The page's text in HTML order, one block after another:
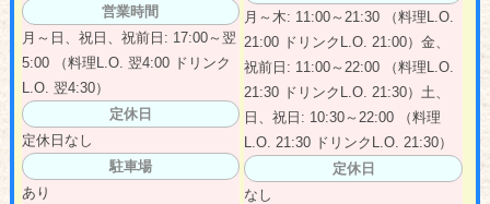
営業時間
月～日、祝日、祝前日: 17:00～翌
5:00 （料理L.O. 翌4:00 ドリンク
L.O. 翌4:30）
定休日
定休日なし
駐車場
あり
月～木: 11:00～21:30 （料理L.O.
21:00 ドリンクL.O. 21:00）金、
祝前日: 11:00～22:00 （料理L.O.
21:30 ドリンクL.O. 21:30）土、
日、祝日: 10:30～22:00 （料理
L.O. 21:30 ドリンクL.O. 21:30）
定休日
なし